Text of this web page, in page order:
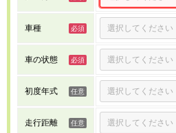
車種
車の状態
初度年式
走行距離